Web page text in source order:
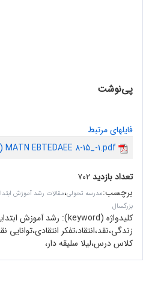
پی‌نوشت
فایلهای مرتبط
MATN EBTEDAEE 8-15_-1.pdf
تعداد بازدید۷۰۲
برچسب:مدرسه تحولی،مقالات رشد آموزش
بزرگسال
کلیدواژه (keyword):
رشد آموزش
زندگی،نقد،انتقاد،تفکر انتقادی،توانایی
کلاس درس،لیلا سلیقه دار،